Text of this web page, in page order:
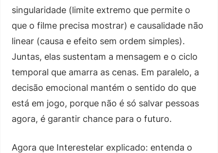
singularidade (limite extremo que permite o
que o filme precisa mostrar) e causalidade não
linear (causa e efeito sem ordem simples).
Juntas, elas sustentam a mensagem e o ciclo
temporal que amarra as cenas. Em paralelo, a
decisão emocional mantém o sentido do que
está em jogo, porque não é só salvar pessoas
agora, é garantir chance para o futuro.
Agora que Interestelar explicado: entenda o